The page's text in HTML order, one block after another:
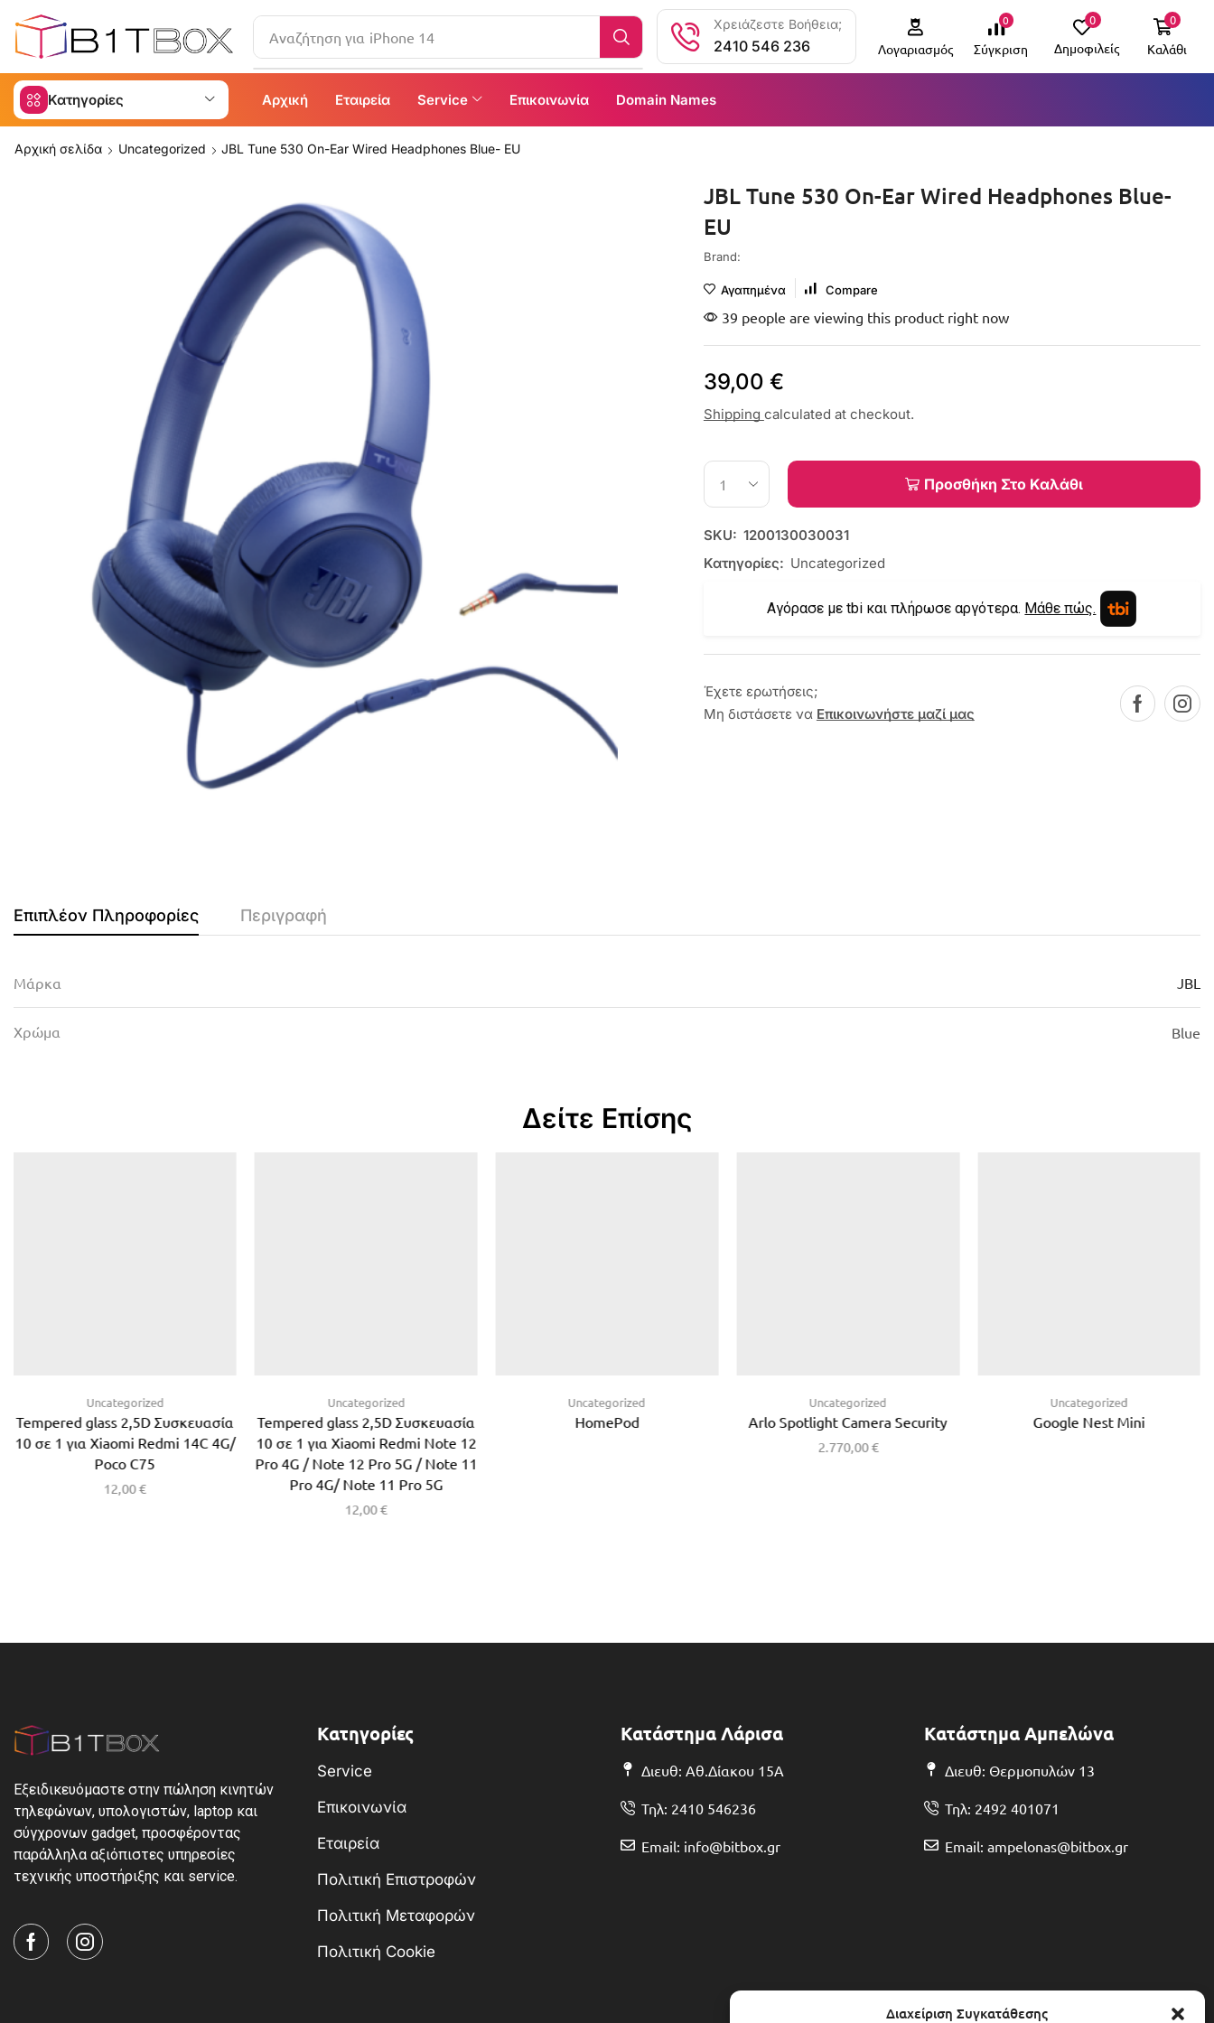
Διαχείριση Συγκατάθεσης
Αναζήτηση για
Χρειάζεστε Βοήθεια;
2410 546 236 Λογαριασμός
0
Σύγκριση
0
Δημοφιλείς
0
Καλάθι
Κατηγορίες Αρχική Εταιρεία Service Επικοινωνία Domain Names
Αρχική σελίδα Uncategorized JBL Tune 530 On-Ear Wired Headphones Blue- EU
JBL Tune 530 On-Ear Wired Headphones Blue-
EU
Brand:
Αγαπημένα Compare
39 people are viewing this product right now
39,00 €
Shipping calculated at checkout.
Προσθήκη Στο Καλάθι
SKU: 1200130030031
Κατηγορίες: Uncategorized
Αγόρασε με tbi και πλήρωσε αργότερα. Μάθε πώς.
Έχετε ερωτήσεις;
Μη διστάσετε να Επικοινωνήστε μαζί μας
Επιπλέον Πληροφορίες Περιγραφή
Μάρκα JBL
Χρώμα Blue
Δείτε Επίσης
Uncategorized
Tempered glass 2,5D Συσκευασία
10 σε 1 για Xiaomi Redmi 14C 4G/
Poco C75
12,00€
Uncategorized
Tempered glass 2,5D Συσκευασία
10 σε 1 για Xiaomi Redmi Note 12
Pro 4G / Note 12 Pro 5G / Note 11
Pro 4G/ Note 11 Pro 5G
12,00€
Uncategorized
HomePod
Uncategorized
Arlo Spotlight Camera Security
2.770,00€
Uncategorized
Google Nest Mini
Εξειδικευόμαστε στην πώληση κινητών
τηλεφώνων, υπολογιστών, laptop και
σύγχρονων gadget, προσφέροντας
παράλληλα αξιόπιστες υπηρεσίες
τεχνικής υποστήριξης και service.
Κατηγορίες
Service
Επικοινωνία
Εταιρεία
Πολιτική Επιστροφών
Πολιτική Μεταφορών
Πολιτική Cookie
Κατάστημα Λάρισα
Διευθ: Αθ.Δίακου 15Α
Τηλ: 2410 546236
Email: info@bitbox.gr
Κατάστημα Αμπελώνα
Διευθ: Θερμοπυλών 13
Τηλ: 2492 401071
Email: ampelonas@bitbox.gr